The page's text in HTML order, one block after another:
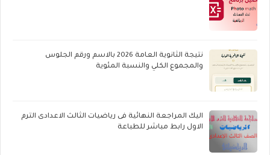
نتيجة الثانوية العامة 2026 بالاسم ورقم الجلوس
والمجموع الكلي والنسبة المئوية
اليك المراجعة النهائية فى رياضيات الثالث الاعدادى الترم
الاول رابط مباشر للطباعة